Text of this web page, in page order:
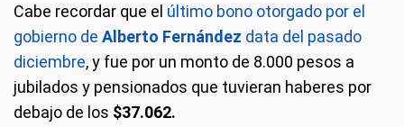
Cabe recordar que el último bono otorgado por el
gobierno de Alberto Fernández data del pasado
diciembre, y fue por un monto de 8.000 pesos a
jubilados y pensionados que tuvieran haberes por
debajo de los $37.062.